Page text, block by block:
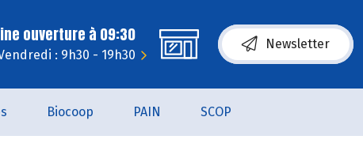
ouverture à 09:30
: 9h30 - 19h30
Newsletter
Biocoop PAIN SCOP